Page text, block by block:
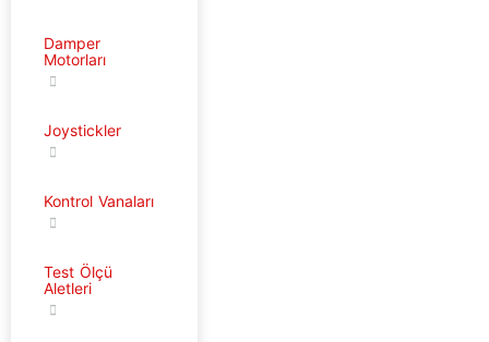
Damper
Motorları
Joystickler
Kontrol Vanaları
Test Ölçü
Aletleri